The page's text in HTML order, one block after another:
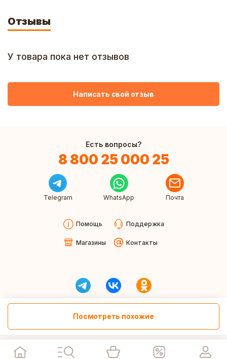
Посмотреть похожие
Отзывы
У товара пока нет отзывов
Написать свой отзыв
Есть вопросы?
8 800 25 000 25
Telegram WhatsApp Почта
Помощь Поддержка
Магазины Контакты